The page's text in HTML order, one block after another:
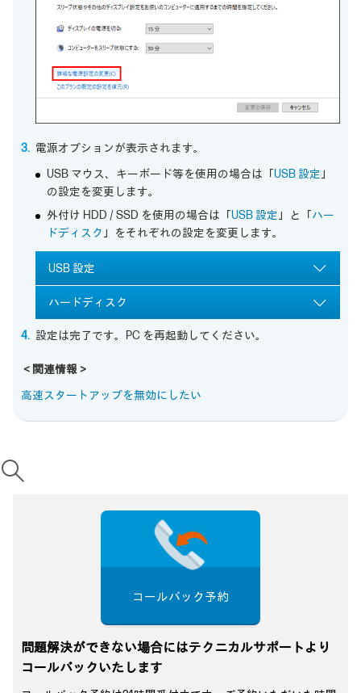
電源オプションが表示されます。
USB マウス、キーボード等を使用の場合は「USB 設定」
の設定を変更します。
外付け HDD / SSD を使用の場合は「USB 設定」と「ハー
ドディスク」をそれぞれの設定を変更します。
USB 設定
ハードディスク
設定は完了です。PC を再起動してください。
＜関連情報＞
高速スタートアップを無効にしたい
コールバック予約
問題解決ができない場合にはテクニカルサポートより
コールバックいたします